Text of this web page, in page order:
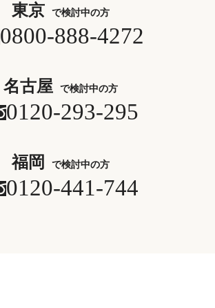
東京 で検討中の方
0800-888-4272
名古屋 で検討中の方
0120-293-295
福岡 で検討中の方
0120-441-744